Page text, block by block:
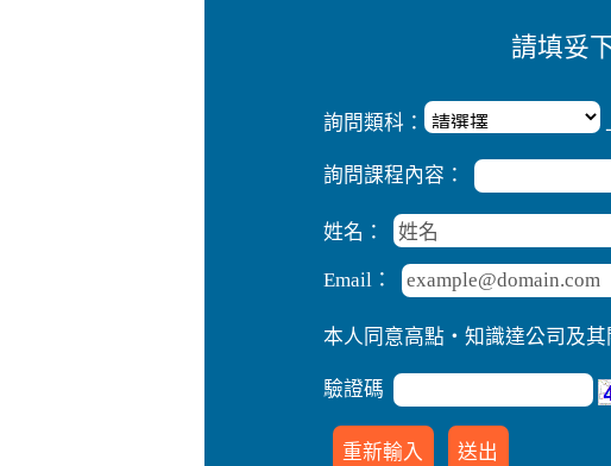
請填妥
詢問類科：
詢問課程內容：
姓名：
Email：
本人同意高點‧知識達公司及其
驗證碼